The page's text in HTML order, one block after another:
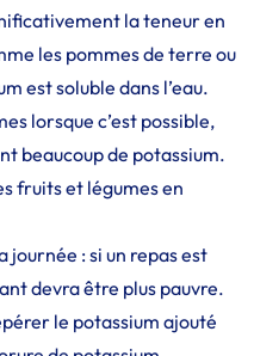
la teneur en
les pommes de terre ou
est soluble dans l’eau.
lorsque c’est possible,
beaucoup de potassium.
fruits et légumes en
journée : si un repas est
devra être plus pauvre.
le potassium ajouté